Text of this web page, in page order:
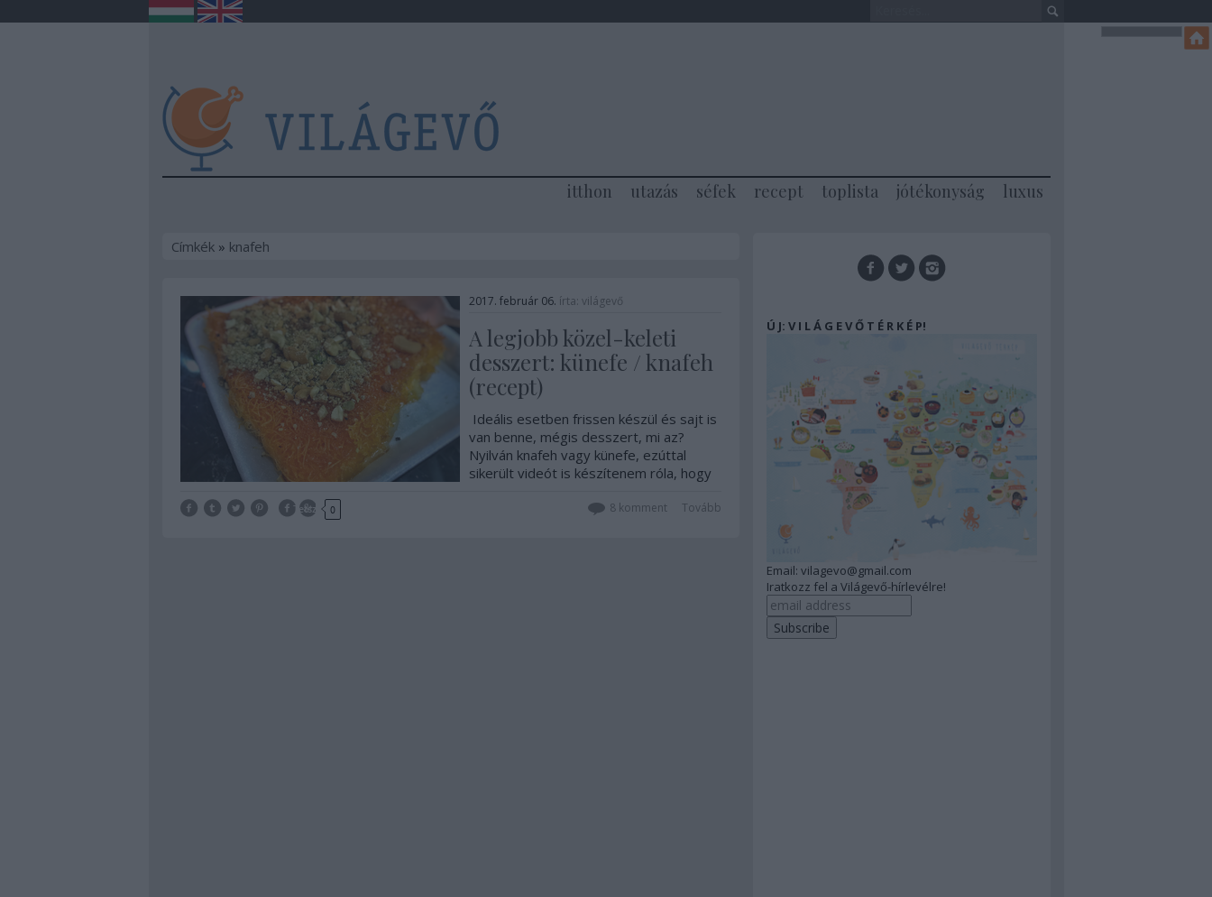
itthon utazás séfek recept toplista jótékonyság luxus
Címkék» knafeh
2017. február 06. írta: világevő
A legjobb közel-keleti
desszert: künefe / knafeh
(recept)
Ideális esetben frissen készül és sajt is
van benne, mégis desszert, mi az?
Nyilván knafeh vagy künefe, ezúttal
sikerült videót is készítenem róla, hogy
Tetszik 0 Tovább
8komment
Ú J: V I L Á G E V Ő T É R K É P!
Email: vilagevo@gmail.com
Iratkozz fel a Világevő-hírlevélre!